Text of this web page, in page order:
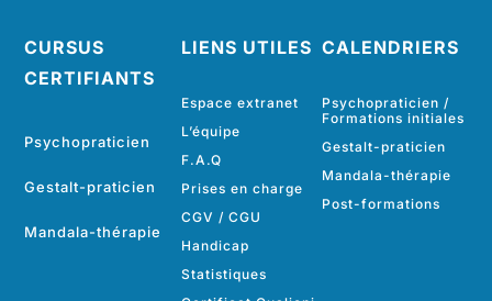
CURSUS
CERTIFIANTS
Psychopraticien
Gestalt-praticien
Mandala-thérapie
LIENS UTILES
Espace extranet
L’équipe
F.A.Q
Prises en charge
CGV / CGU
Handicap
Statistiques
CALENDRIERS
Psychopraticien /
Formations initiales
Gestalt-praticien
Mandala-thérapie
Post-formations